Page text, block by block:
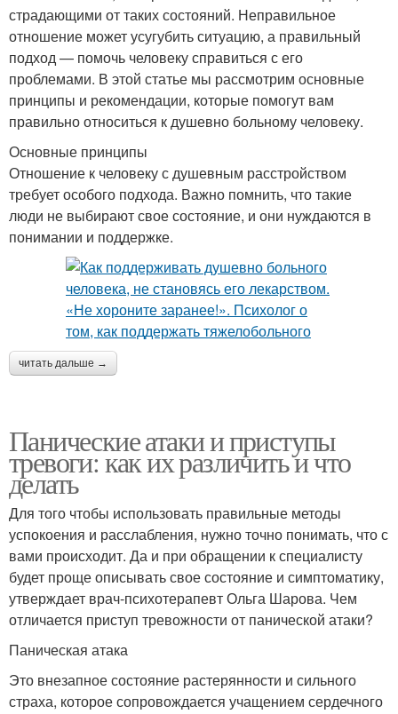
страдающими от таких состояний. Неправильное
отношение может усугубить ситуацию, а правильный
подход — помочь человеку справиться с его
проблемами. В этой статье мы рассмотрим основные
принципы и рекомендации, которые помогут вам
правильно относиться к душевно больному человеку.
Основные принципы
Отношение к человеку с душевным расстройством
требует особого подхода. Важно помнить, что такие
люди не выбирают свое состояние, и они нуждаются в
понимании и поддержке.
читать дальше →
Панические атаки и приступы
тревоги: как их различить и что
делать
Для того чтобы использовать правильные методы
успокоения и расслабления, нужно точно понимать, что с
вами происходит. Да и при обращении к специалисту
будет проще описывать свое состояние и симптоматику,
утверждает врач-психотерапевт Ольга Шарова. Чем
отличается приступ тревожности от панической атаки?
Паническая атака
Это внезапное состояние растерянности и сильного
страха, которое сопровождается учащением сердечного